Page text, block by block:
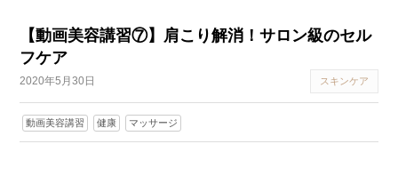
【動画美容講習⑦】肩こり解消！サロン級のセル
フケア
2020年5月30日 スキンケア
動画美容講習 健康 マッサージ